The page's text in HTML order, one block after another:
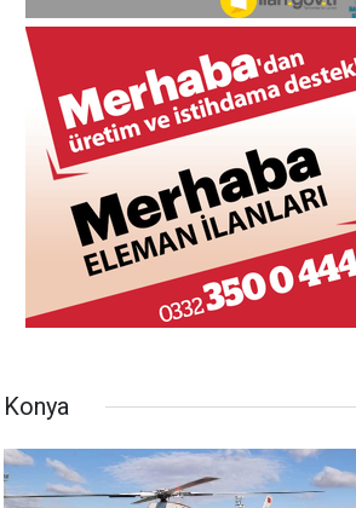
Konya